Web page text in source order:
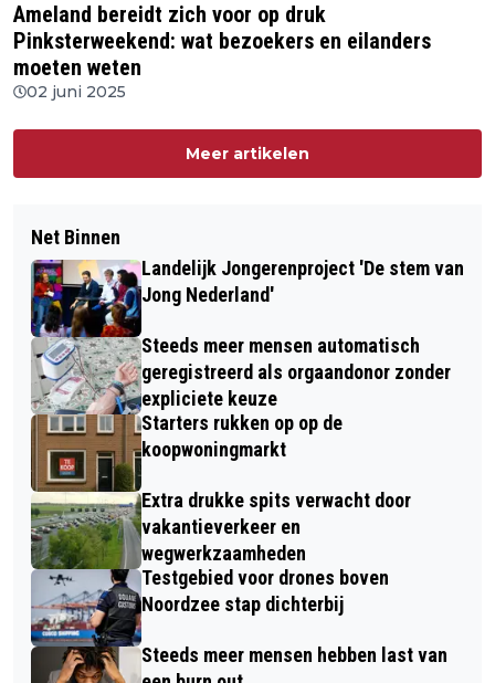
Ameland bereidt zich voor op druk
Pinksterweekend: wat bezoekers en eilanders
moeten weten
02 juni 2025
Meer artikelen
Net Binnen
Landelijk Jongerenproject 'De stem van
Jong Nederland'
Steeds meer mensen automatisch
geregistreerd als orgaandonor zonder
expliciete keuze
Starters rukken op op de
koopwoningmarkt
Extra drukke spits verwacht door
vakantieverkeer en
wegwerkzaamheden
Testgebied voor drones boven
Noordzee stap dichterbij
Steeds meer mensen hebben last van